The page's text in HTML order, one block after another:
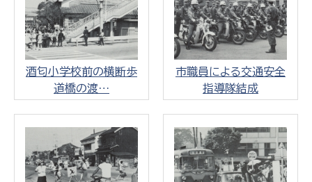
酒匂小学校前の横断歩
道橋の渡…
市職員による交通安全
指導隊結成